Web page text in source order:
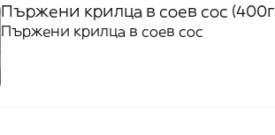
Пържени крилца в соев сос
Пържени крилца в соев сос